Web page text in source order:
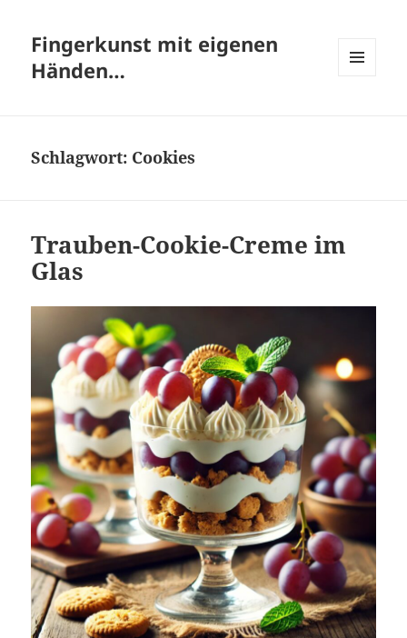
Fingerkunst mit eigenen
Händen…
Schlagwort: Cookies
Trauben-Cookie-Creme im
Glas